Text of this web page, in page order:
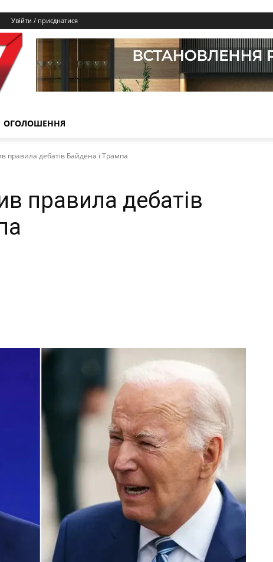
Увійти / приєднатися
ОГОЛОШЕННЯ
правила дебатів Байдена і Трампа
правила дебатів